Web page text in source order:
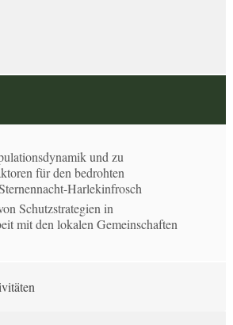
und zu
für den bedrohten
Harlekinfrosch
Schutzstrategien in
mit den lokalen Gemeinschaften